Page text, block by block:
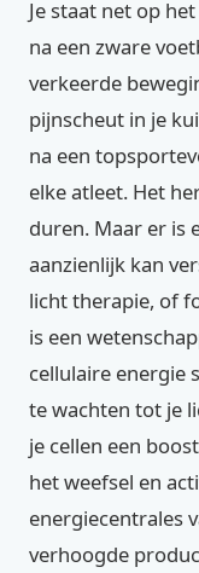
Je staat net op
na een zware
verkeerde
pijnscheut in je
na een
elke atleet. Het
duren. Maar er is
aanzienlijk kan
licht therapie, of
is een
cellulaire energie
te wachten tot je
je cellen een
het weefsel en
energiecentrales
verhoogde